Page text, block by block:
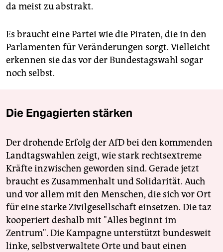
da meist zu abstrakt.
Es braucht eine Partei wie die Piraten, die in den
Parlamenten für Veränderungen sorgt. Vielleicht
erkennen sie das vor der Bundestagswahl sogar
noch selbst.
Die Engagierten stärken
Der drohende Erfolg der AfD bei den kommenden
Landtagswahlen zeigt, wie stark rechtsextreme
Kräfte inzwischen geworden sind. Gerade jetzt
braucht es Zusammenhalt und Solidarität. Auch
und vor allem mit den Menschen, die sich vor Ort
für eine starke Zivilgesellschaft einsetzen. Die taz
kooperiert deshalb mit "Alles beginnt im
Zentrum". Die Kampagne unterstützt bundesweit
linke, selbstverwaltete Orte und baut einen